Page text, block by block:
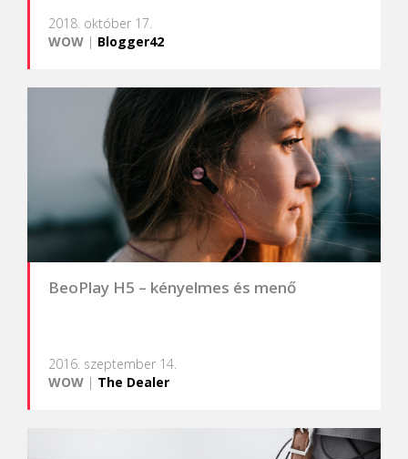
2018. október 17.
WOW | Blogger42
BeoPlay H5 – kényelmes és menő
2016. szeptember 14.
WOW | The Dealer